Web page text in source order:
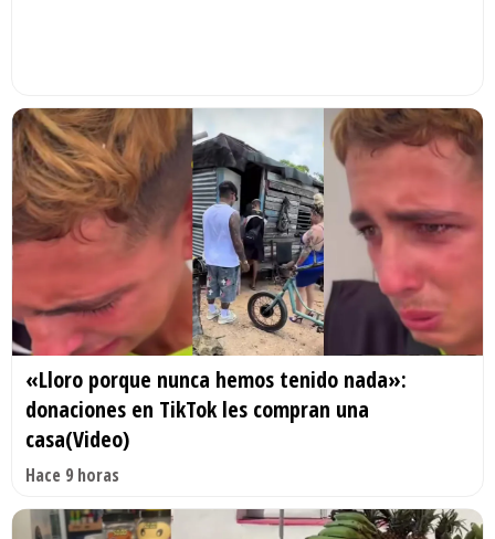
«Lloro porque nunca hemos tenido nada»:
donaciones en TikTok les compran una
casa(Video)
Hace 9 horas